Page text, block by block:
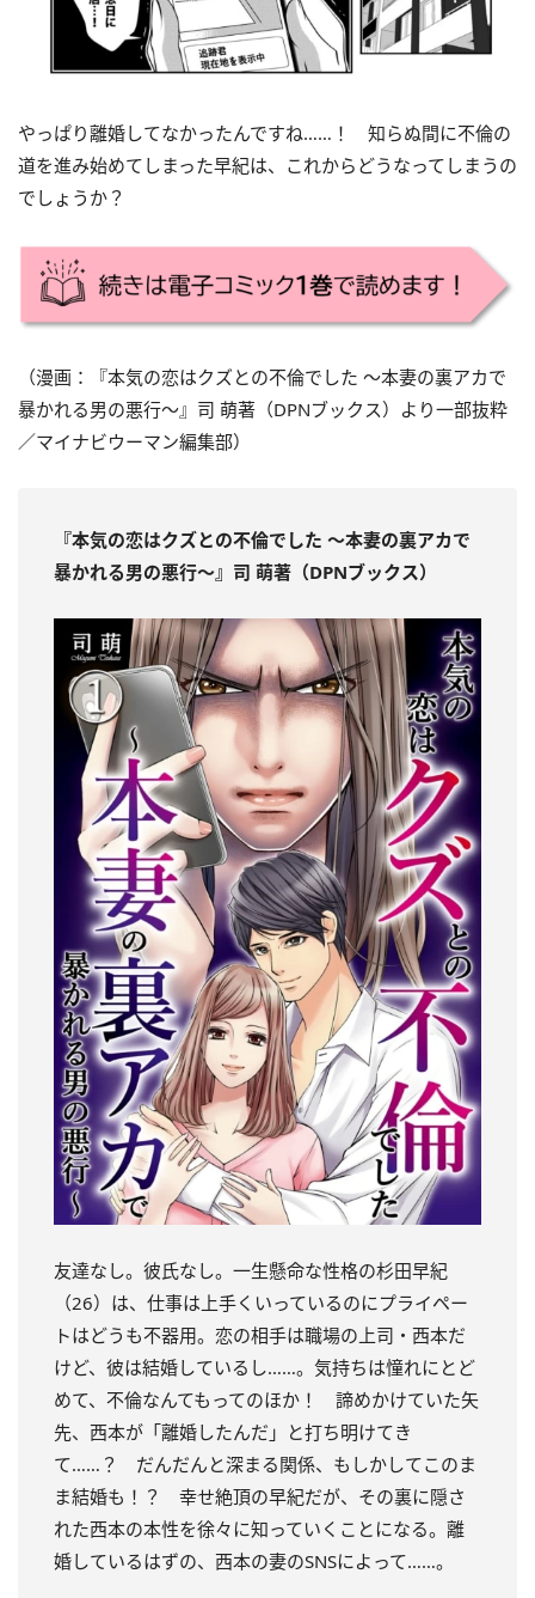
やっぱり離婚してなかったんですね……！ 知らぬ間に不倫の
道を進み始めてしまった早紀は、これからどうなってしまうの
でしょうか？
（漫画：『本気の恋はクズとの不倫でした ～本妻の裏アカで
暴かれる男の悪行～』司 萌著（DPNブックス）より一部抜粋
／マイナビウーマン編集部）
『本気の恋はクズとの不倫でした ～本妻の裏アカで
暴かれる男の悪行～』司 萌著（DPNブックス）
友達なし。彼氏なし。一生懸命な性格の杉田早紀
（26）は、仕事は上手くいっているのにプライペー
トはどうも不器用。恋の相手は職場の上司・西本だ
けど、彼は結婚しているし……。気持ちは憧れにとど
めて、不倫なんてもってのほか！ 諦めかけていた矢
先、西本が「離婚したんだ」と打ち明けてき
て……？ だんだんと深まる関係、もしかしてこのま
ま結婚も！？ 幸せ絶頂の早紀だが、その裏に隠さ
れた西本の本性を徐々に知っていくことになる。離
婚しているはずの、西本の妻のSNSによって……。